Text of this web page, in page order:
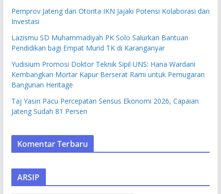
Pemprov Jateng dan Otorita IKN Jajaki Potensi Kolaborasi dan
Investasi
Lazismu SD Muhammadiyah PK Solo Salurkan Bantuan
Pendidikan bagi Empat Murid TK di Karanganyar
Yudisium Promosi Doktor Teknik Sipil UNS: Hana Wardani
Kembangkan Mortar Kapur Berserat Rami untuk Pemugaran
Bangunan Heritage
Taj Yasin Pacu Percepatan Sensus Ekonomi 2026, Capaian
Jateng Sudah 81 Persen
Komentar Terbaru
ARSIP